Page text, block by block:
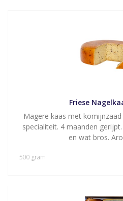
Friese
Magere kaas met komijnzaad
specialiteit. 4 maanden
en wat bros.
500 gram